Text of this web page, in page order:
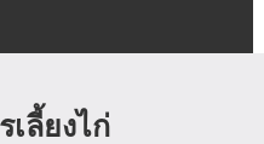
ลี้ยงไก่